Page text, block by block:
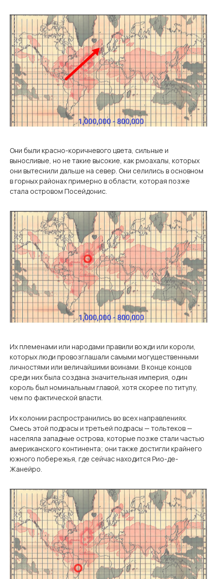
Они были красно-коричневого цвета, сильные и
выносливые, но не такие высокие, как рмоахалы, которых
они вытеснили дальше на север. Они селились в основном
в горных районах примерно в области, которая позже
стала островом Посейдонис.
Их племенами или народами правили вожди или короли,
которых люди провозглашали самыми могущественными
личностями или величайшими воинами. В конце концов
среди них была создана значительная империя, один
король был номинальным главой, хотя скорее по титулу,
чем по фактической власти.
Их колонии распространились во всех направлениях.
Смесь этой подрасы и третьей подрасы — тольтеков —
населяла западные острова, которые позже стали частью
американского континента; они также достигли крайнего
южного побережья, где сейчас находится Рио-де-
Жанейро.